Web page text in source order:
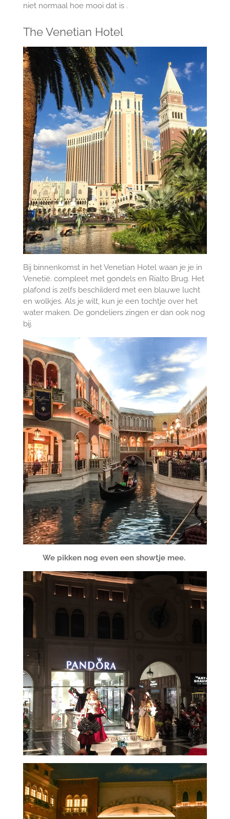
niet normaal hoe mooi dat is .
The Venetian Hotel
Bij binnenkomst in het Venetian Hotel waan je je in
Venetië. compleet met gondels en Rialto Brug. Het
plafond is zelfs beschilderd met een blauwe lucht
en wolkjes. Als je wilt, kun je een tochtje over het
water maken. De gondeliers zingen er dan ook nog
bij.
We pikken nog even een showtje mee.